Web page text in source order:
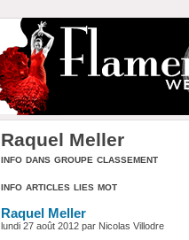
Raquel Meller
info dans groupe classement
info articles lies mot
Raquel Meller
lundi 27 août 2012 par Nicolas Villodre